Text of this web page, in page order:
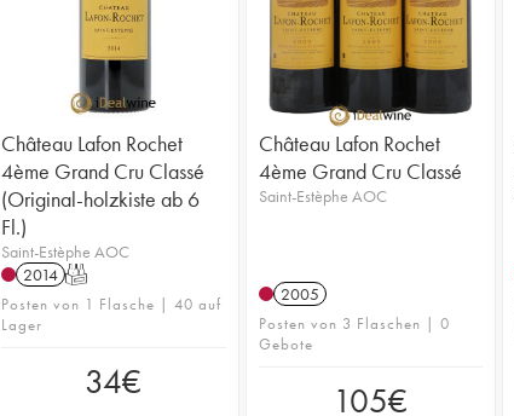
Château Lafon Rochet
4ème Grand Cru Classé
(Original-holzkiste ab 6
Fl.)
Saint-Estèphe AOC
2014 T
Posten von 1 Flasche | 40 auf
Lager
34€
Château Lafon Rochet
4ème Grand Cru Classé
Saint-Estèphe AOC
2005
Posten von 3 Flaschen | 0
Gebote
105€